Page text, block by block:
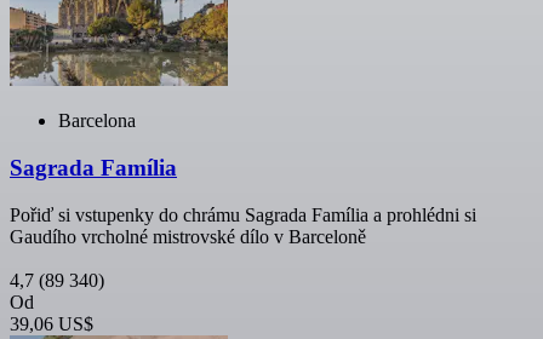
Barcelona
Sagrada Família
Pořiď si vstupenky do chrámu Sagrada Família a prohlédni si
Gaudího vrcholné mistrovské dílo v Barceloně
4,7 (89 340)
Od
39,06 US$